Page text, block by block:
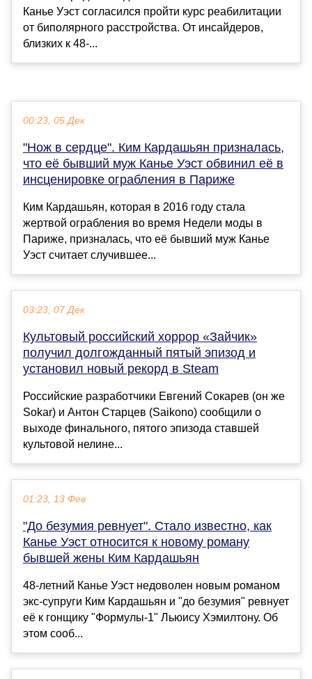
Канье Уэст согласился пройти курс реабилитации
от биполярного расстройства. От инсайдеров,
близких к 48-...
00:23, 05 Дек
"Нож в сердце". Ким Кардашьян призналась,
что её бывший муж Канье Уэст обвинил её в
инсценировке ограбления в Париже
Ким Кардашьян, которая в 2016 году стала
жертвой ограбления во время Недели моды в
Париже, призналась, что её бывший муж Канье
Уэст считает случившее...
03:23, 07 Дек
Культовый российский хоррор «Зайчик»
получил долгожданный пятый эпизод и
установил новый рекорд в Steam
Российские разработчики Евгений Сокарев (он же
Sokar) и Антон Старцев (Saikono) сообщили о
выходе финального, пятого эпизода ставшей
культовой нелине...
01:23, 13 Фев
"До безумия ревнует". Стало известно, как
Канье Уэст относится к новому роману
бывшей жены Ким Кардашьян
48-летний Канье Уэст недоволен новым романом
экс-супруги Ким Кардашьян и "до безумия" ревнует
её к гонщику "Формулы-1" Льюису Хэмилтону. Об
этом сооб...